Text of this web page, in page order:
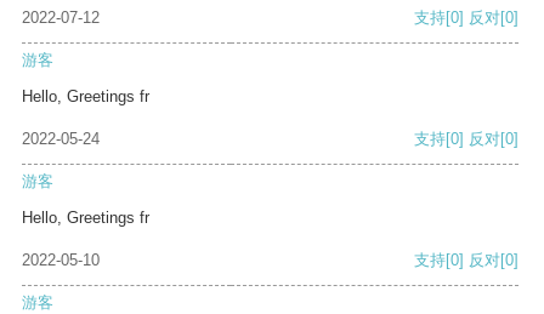
2022-07-12 支持[0] 反对[0]
游客
Hello, Greetings fr
2022-05-24 支持[0] 反对[0]
游客
Hello, Greetings fr
2022-05-10 支持[0] 反对[0]
游客